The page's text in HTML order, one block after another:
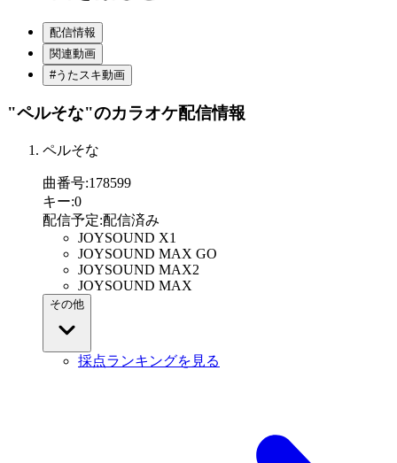
配信情報
関連動画
#うたスキ動画
"ペルそな"のカラオケ配信情報
ペルそな
曲番号:178599
キー:0
配信予定:配信済み
JOYSOUND X1
JOYSOUND MAX GO
JOYSOUND MAX2
JOYSOUND MAX
その他
採点ランキングを見る